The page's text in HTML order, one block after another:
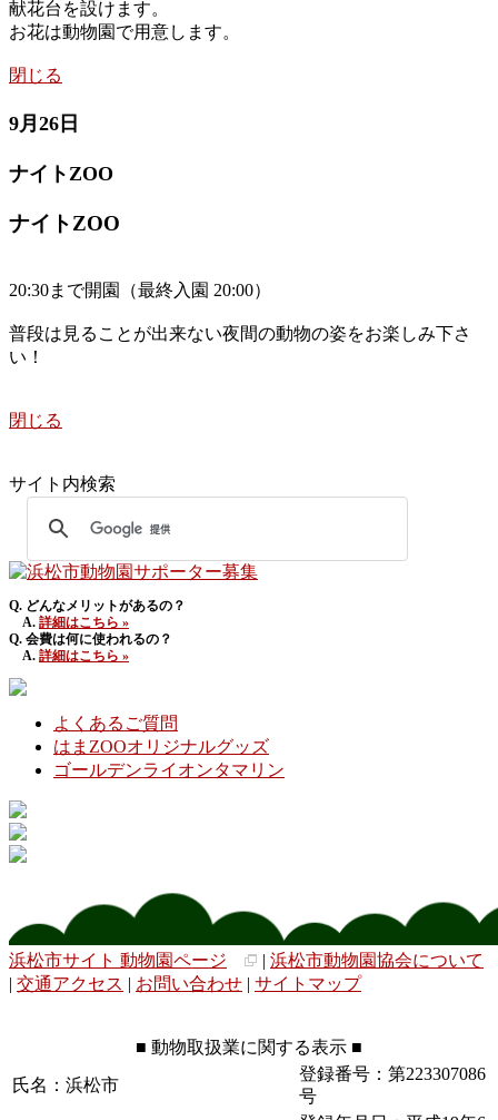
献花台を設けます。
お花は動物園で用意します。
閉じる
9月26日
ナイトZOO
ナイトZOO
20:30まで開園（最終入園 20:00）
普段は見ることが出来ない夜間の動物の姿をお楽しみ下さ
い！
閉じる
サイト内検索
Q. どんなメリットがあるの？
A. 詳細はこちら »
Q. 会費は何に使われるの？
A. 詳細はこちら »
よくあるご質問
はまZOOオリジナルグッズ
ゴールデンライオンタマリン
浜松市サイト 動物園ページ | 浜松市動物園協会について
| 交通アクセス | お問い合わせ | サイトマップ
■ 動物取扱業に関する表示 ■
氏名：浜松市
登録番号：第223307086
号